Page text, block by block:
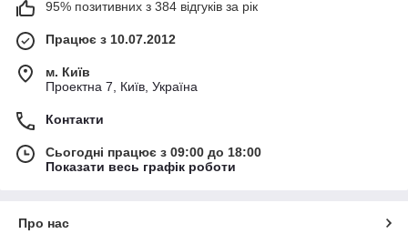
95% позитивних з 384 відгуків за рік
Працює з 10.07.2012
м. Київ
Проектна 7, Київ, Україна
Контакти
Сьогодні працює з 09:00 до 18:00
Показати весь графік роботи
Про нас